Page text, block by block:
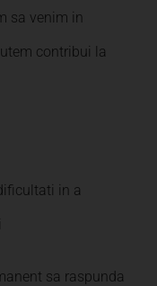
sa venim in
contribui la
in a
sa raspunda